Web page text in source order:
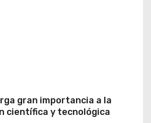
gran importancia a la
científica y tecnológica